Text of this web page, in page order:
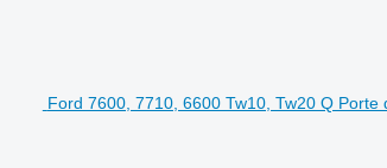
Ford 7600, 7710, 6600 Tw10, Tw20 Q Porte